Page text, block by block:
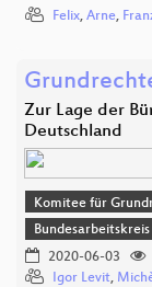
Felix, Arne,
Zur Lage der
Deutschland
Komitee für
2020-06-03
Igor Levit,